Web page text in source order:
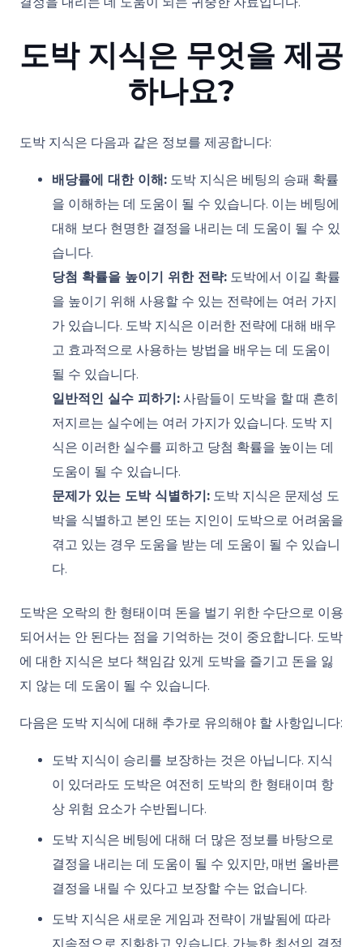
도박 지식은 무엇을 제공
하나요?
도박 지식은 다음과 같은 정보를 제공합니다:
배당률에 대한 이해: 도박 지식은 베팅의 승패 확률
을 이해하는 데 도움이 될 수 있습니다. 이는 베팅에
대해 보다 현명한 결정을 내리는 데 도움이 될 수 있
습니다.
당첨 확률을 높이기 위한 전략: 도박에서 이길 확률
을 높이기 위해 사용할 수 있는 전략에는 여러 가지
가 있습니다. 도박 지식은 이러한 전략에 대해 배우
고 효과적으로 사용하는 방법을 배우는 데 도움이
될 수 있습니다.
일반적인 실수 피하기: 사람들이 도박을 할 때 흔히
저지르는 실수에는 여러 가지가 있습니다. 도박 지
식은 이러한 실수를 피하고 당첨 확률을 높이는 데
도움이 될 수 있습니다.
문제가 있는 도박 식별하기: 도박 지식은 문제성 도
박을 식별하고 본인 또는 지인이 도박으로 어려움을
겪고 있는 경우 도움을 받는 데 도움이 될 수 있습니
다.
도박은 오락의 한 형태이며 돈을 벌기 위한 수단으로 이용
되어서는 안 된다는 점을 기억하는 것이 중요합니다. 도박
에 대한 지식은 보다 책임감 있게 도박을 즐기고 돈을 잃
지 않는 데 도움이 될 수 있습니다.
다음은 도박 지식에 대해 추가로 유의해야 할 사항입니다:
도박 지식이 승리를 보장하는 것은 아닙니다. 지식
이 있더라도 도박은 여전히 도박의 한 형태이며 항
상 위험 요소가 수반됩니다.
도박 지식은 베팅에 대해 더 많은 정보를 바탕으로
결정을 내리는 데 도움이 될 수 있지만, 매번 올바른
결정을 내릴 수 있다고 보장할 수는 없습니다.
도박 지식은 새로운 게임과 전략이 개발됨에 따라
지속적으로 진화하고 있습니다. 가능한 최선의 결정